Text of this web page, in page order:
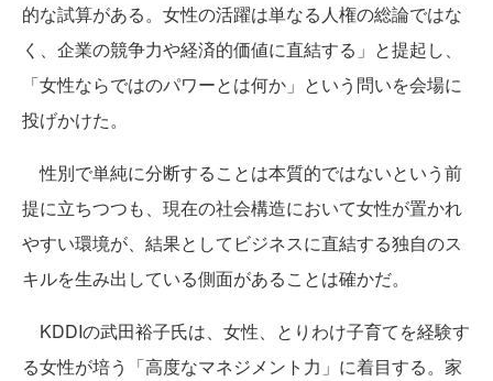
的な試算がある。女性の活躍は単なる人権の総論ではな
く、企業の競争力や経済的価値に直結する」と提起し、
「女性ならではのパワーとは何か」という問いを会場に
投げかけた。
性別で単純に分断することは本質的ではないという前
提に立ちつつも、現在の社会構造において女性が置かれ
やすい環境が、結果としてビジネスに直結する独自のス
キルを生み出している側面があることは確かだ。
KDDIの武田裕子氏は、女性、とりわけ子育てを経験す
る女性が培う「高度なマネジメント力」に着目する。家